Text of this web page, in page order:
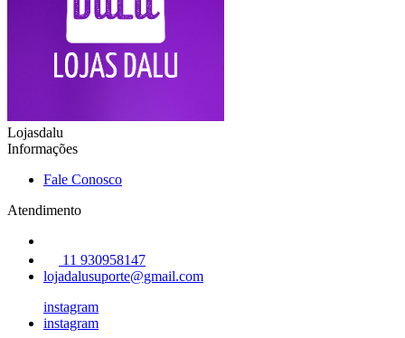
Lojasdalu
Informações
Fale Conosco
Atendimento
11 930958147
lojadalusuporte@gmail.com
instagram
instagram